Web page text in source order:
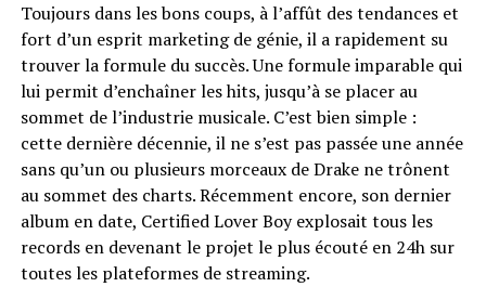
Toujours dans les bons coups, à l’affût des tendances et
fort d’un esprit marketing de génie, il a rapidement su
trouver la formule du succès. Une formule imparable qui
lui permit d’enchaîner les hits, jusqu’à se placer au
sommet de l’industrie musicale. C’est bien simple :
cette dernière décennie, il ne s’est pas passée une année
sans qu’un ou plusieurs morceaux de Drake ne trônent
au sommet des charts. Récemment encore, son dernier
album en date, Certified Lover Boy explosait tous les
records en devenant le projet le plus écouté en 24h sur
toutes les plateformes de streaming.